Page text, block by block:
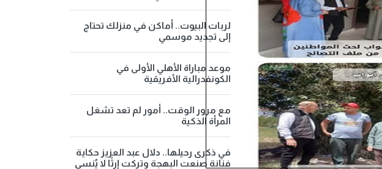
لربات البيوت.. أماكن في منزلك تحتاج
إلى تجديد موسمي
موعد مباراة الأهلي الأولى في
الكونفدرالية الأفريقية
مع مرور الوقت.. أمور لم تعد تشغل
المرأة الذكية
في ذكرى رحيلها.. دلال عبد العزيز حكاية
فنانة صنعت البهجة وتركت إرثًا لا يُنسى